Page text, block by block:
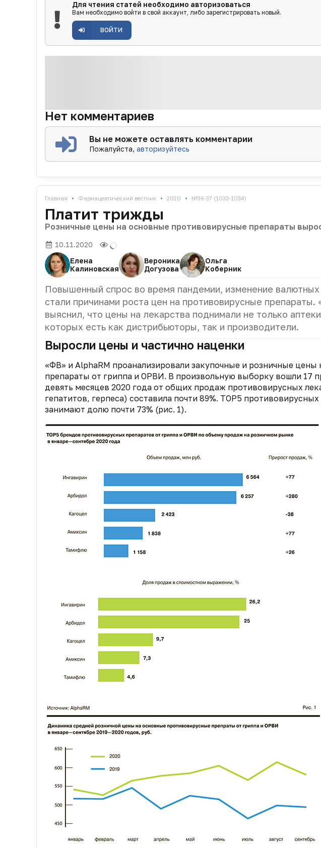
Для чтения статей необходимо авторизоваться
Вам необходимо войти в свой аккаунт, либо зарегистрировать новый.
ВОЙТИ
Нет комментариев
Вы не можете оставлять комментарии
Пожалуйста,авторизуйтесь
Главная • Фармацевтический вестник • 2020 • №36-37 (1033-1034)
Платит трижды
Розничные цены на основные противовирусные препараты
10.11.2020
Елена
Калиновская
Вероника
Догузова
Ольга
Коберник
Повышенный спрос во время пандемии, изменение
стали причинами роста цен на противовирусные
выяснил, что цены на лекарства поднимали не только
которых есть как дистрибьюторы, так и производители.
Выросли цены и частично наценки
«ФВ» и AlphaRM проанализировали закупочные и розничные
препараты от гриппа и ОРВИ. В произвольную выборку вошли 17
девять месяцев 2020 года от общих продаж противовирусных
гепатитов, герпеса) составила почти 89%. TOP5
занимают долю почти 73% (рис. 1).